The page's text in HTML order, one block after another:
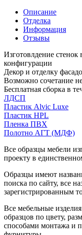
Описание
Отделка
Информация
Отзывы
Изготовлдение
конфигурации
Декор и отделку
Возможно сочетание
Бесплатная сборка в
ЛДСП
Пластик Alvic Luxe
Пластик HPL
Пленка ПВХ
Полотно АГТ (МДФ)
Все образцы мебели
проекту в
Образцы имеют
поиска по сайту, все
зарегистрированным
Все мебельные
образцов по цвету,
способами монтажа и